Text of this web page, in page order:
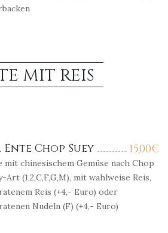
MIT REIS
15,00€
Ente Chop Suey
mit chinesischem Gemüse nach Chop
Art (1,2,C,F,G,M), mit wahlweise Reis,
Reis (+4,- Euro) oder
Nudeln (F) (+4,- Euro)